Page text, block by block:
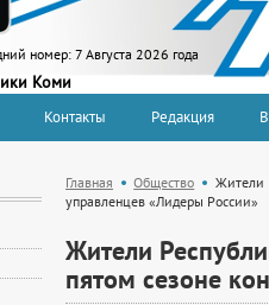
номер:7 Августа 2026 года
Коми
Контакты Редакция
Главная Общество
Жители
управленцев «Лидеры России»
Жители
пятом сезоне